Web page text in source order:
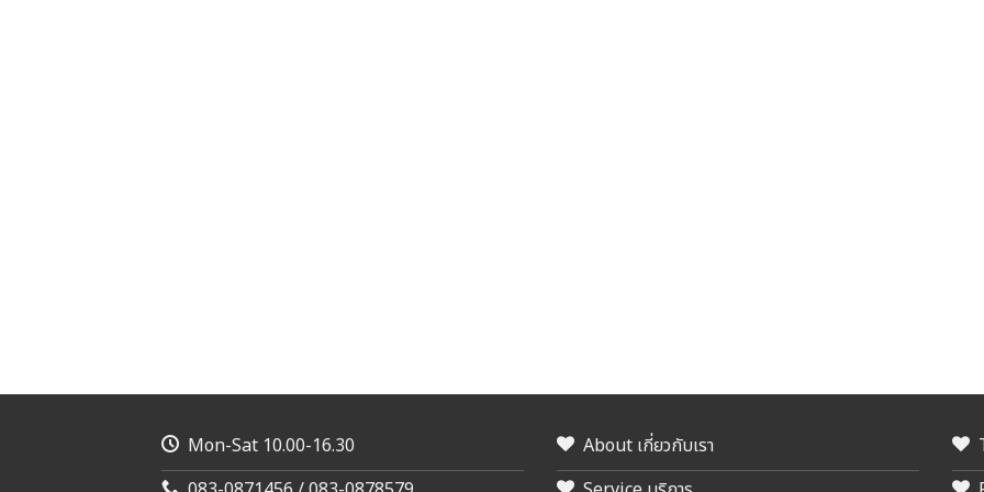
Mon-Sat 10.00-16.30
About เกี่ยวกับเรา